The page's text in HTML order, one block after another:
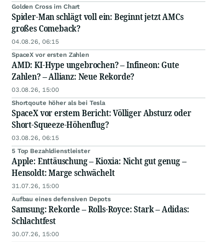
Golden Cross im Chart
Spider-Man schlägt voll ein: Beginnt jetzt AMCs
großes Comeback?
04.08.26, 06:15
SpaceX vor ersten Zahlen
AMD: KI-Hype ungebrochen? – Infineon: Gute
Zahlen? – Allianz: Neue Rekorde?
03.08.26, 15:00
Shortqoute höher als bei Tesla
SpaceX vor erstem Bericht: Völliger Absturz oder
Short-Squeeze-Höhenflug?
03.08.26, 06:15
5 Top Bezahldienstleister
Apple: Enttäuschung – Kioxia: Nicht gut genug –
Hensoldt: Marge schwächelt
31.07.26, 15:00
Aufbau eines defensiven Depots
Samsung: Rekorde – Rolls-Royce: Stark – Adidas:
Schlachtfest
30.07.26, 15:00